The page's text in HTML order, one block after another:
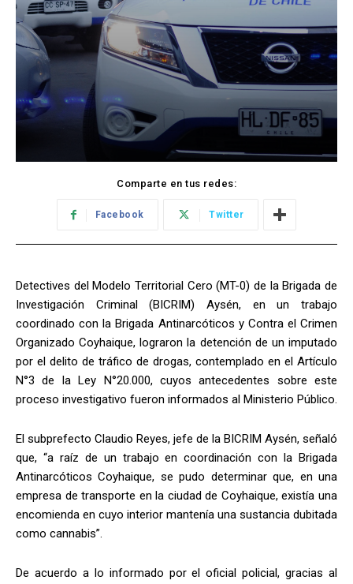
Comparte en tus redes:
Facebook Twitter
Detectives del Modelo Territorial Cero (MT-0) de la Brigada de
Investigación Criminal (BICRIM) Aysén, en un trabajo
coordinado con la Brigada Antinarcóticos y Contra el Crimen
Organizado Coyhaique, lograron la detención de un imputado
por el delito de tráfico de drogas, contemplado en el Artículo
N°3 de la Ley N°20.000, cuyos antecedentes sobre este
proceso investigativo fueron informados al Ministerio Público.
El subprefecto Claudio Reyes, jefe de la BICRIM Aysén, señaló
que, “a raíz de un trabajo en coordinación con la Brigada
Antinarcóticos Coyhaique, se pudo determinar que, en una
empresa de transporte en la ciudad de Coyhaique, existía una
encomienda en cuyo interior mantenía una sustancia dubitada
como cannabis”.
De acuerdo a lo informado por el oficial policial, gracias al